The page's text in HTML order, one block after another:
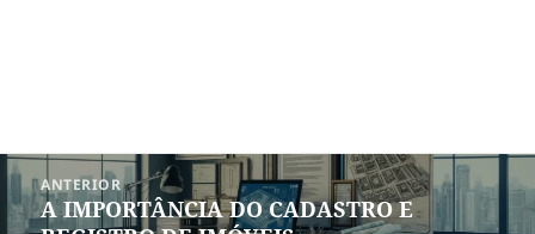
Navegação
Post
ANTERIOR
Post
A IMPORTÂNCIA DO CADASTRO E